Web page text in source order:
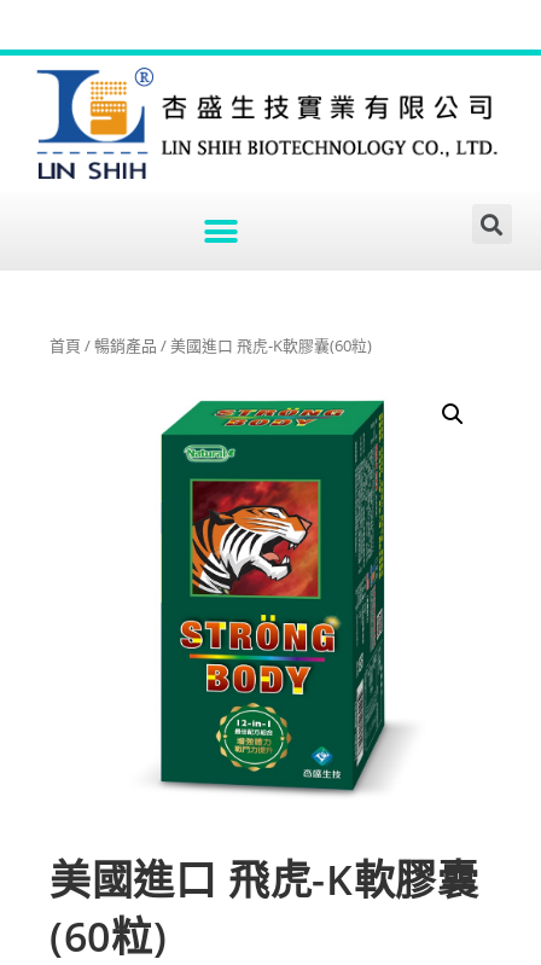
首頁 /暢銷產品 / 美國進口 飛虎-K軟膠囊(60粒)
美國進口 飛虎-K軟膠囊
(60粒)